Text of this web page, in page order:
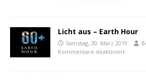
Licht aus – Earth Hour
Samstag, 30. März 2019
Kommentare deaktiviert